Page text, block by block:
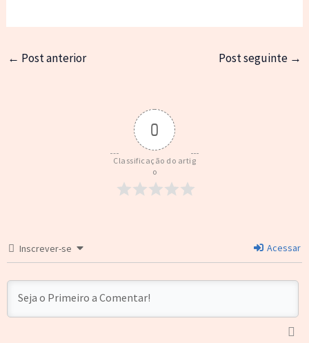
← Post anterior Post seguinte →
0
Classificação do artig
o
Inscrever-se Acessar